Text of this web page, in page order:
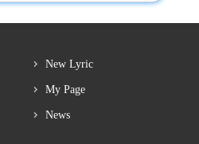
New Lyric
My Page
News